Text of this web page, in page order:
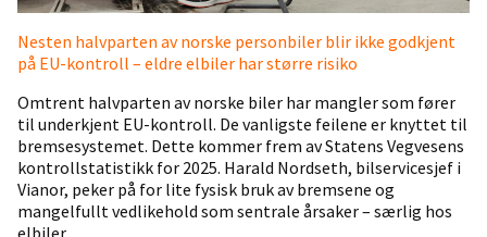
Nesten halvparten av norske personbiler blir ikke godkjent
på EU-kontroll – eldre elbiler har større risiko
Omtrent halvparten av norske biler har mangler som fører
til underkjent EU-kontroll. De vanligste feilene er knyttet til
bremsesystemet. Dette kommer frem av Statens Vegvesens
kontrollstatistikk for 2025. Harald Nordseth, bilservicesjef i
Vianor, peker på for lite fysisk bruk av bremsene og
mangelfullt vedlikehold som sentrale årsaker – særlig hos